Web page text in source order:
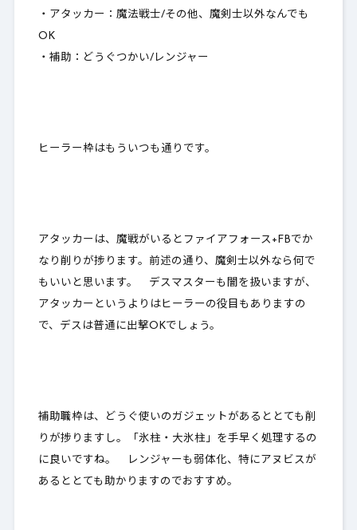
・アタッカー：魔法戦士/その他、魔剣士以外なんでも
OK
・補助：どうぐつかい/レンジャー
ヒーラー枠はもういつも通りです。
アタッカーは、魔戦がいると ファイアフォース+FBでか
なり削りが捗ります 。前述の通り、魔剣士以外なら何で
もいいと思います。 デスマスターも闇を扱いますが、
アタッカーというよりはヒーラーの役目もありますの
で、デスは普通に出撃OKでしょう。
補助職枠は、どうぐ使いのガジェットがあるととても削
りが捗りますし。「氷柱・大氷柱」を手早く処理するの
に良いですね。 レンジャーも弱体化、特にアヌビスが
あるととても助かりますのでおすすめ。